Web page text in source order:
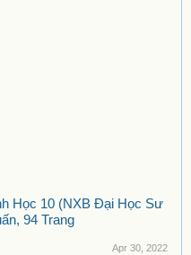
Học 10 (NXB Đại Học Sư
94 Trang
Apr 30, 2022